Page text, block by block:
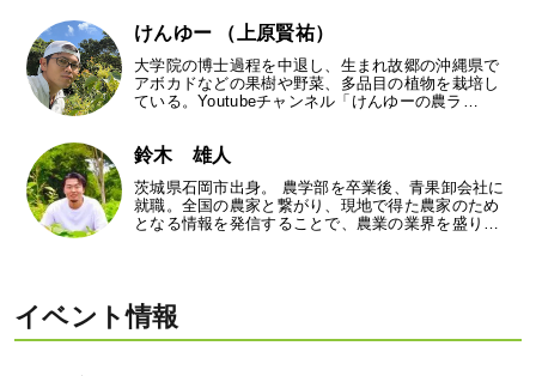
けんゆー （上原賢祐）
大学院の博士過程を中退し、生まれ故郷の沖縄県で
アボカドなどの果樹や野菜、多品目の植物を栽培し
ている。Youtubeチャンネル「けんゆーの農ラ…
鈴木 雄人
茨城県石岡市出身。 農学部を卒業後、青果卸会社に
就職。全国の農家と繋がり、現地で得た農家のため
となる情報を発信することで、農業の業界を盛り…
イベント情報